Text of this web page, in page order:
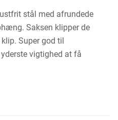
stål med afrundede
Saksen klipper de
Super god til
vigtighed at få